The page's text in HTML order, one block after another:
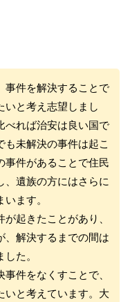
事件を解決することで
いと考え志望しまし
べれば治安は良い国で
も未解決の事件は起こ
事件があることで住民
、遺族の方にはさらに
ます。
起きたことがあり、
、解決するまでの間は
た。
件をなくすことで、
いと考えています。大